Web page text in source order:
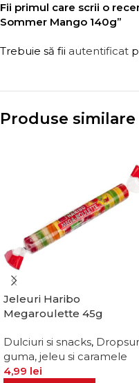
Fii primul care scrii o
Sommer Mango 140g”
Trebuie să fii autentificat
Produse similare
Jeleuri Haribo
Megaroulette 45g
Dulciuri si snacks,
guma, jeleu si caramele
4,99 lei